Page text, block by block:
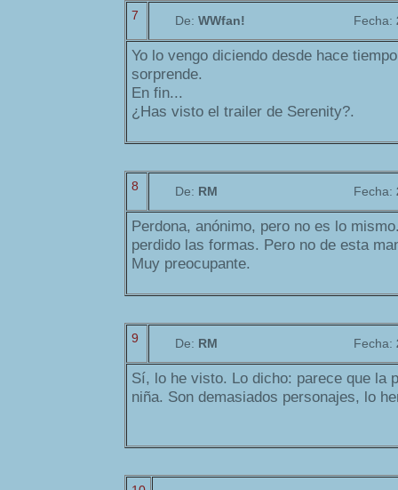
7 De: WWfan! Fecha:
Yo lo vengo diciendo desde hace
sorprende.
En fin...
¿Has visto el trailer de Serenity?.
8 De: RM Fecha:
Perdona, anónimo, pero no es lo
perdido las formas. Pero no de esta
Muy preocupante.
9 De: RM Fecha:
Sí, lo he visto. Lo dicho: parece que la
niña. Son demasiados personajes, lo